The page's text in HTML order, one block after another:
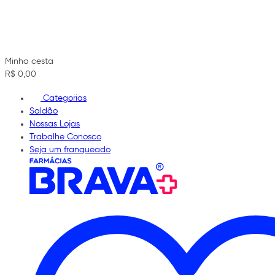
Minha cesta
R$ 0,00
Categorias
Saldão
Nossas Lojas
Trabalhe Conosco
Seja um franqueado